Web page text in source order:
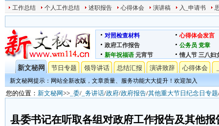
工作总结 个人工作总结 述职报告 心得体会 演讲稿 入_申请书
对照检查材料
心得体会发言
政府工作报告
公务员 党章
新年祝福语 元宵节 情人节 三八妇
新文秘网 节日专题 领导讲话 总结汇报 演讲致辞 心得体会
新文秘网提示：网站全新改版，文章质量、服务功能大大提升！欢迎加入
您的位置： 新文秘网>> _委/ _务讲话/政府/政府报告/其他重大节日纪念日专题
县委书记在听取各组对政府工作报告及其他